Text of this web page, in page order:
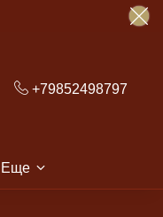
+79852498797
Еще